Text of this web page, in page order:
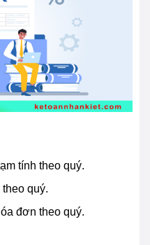
tính theo quý.
quý.
đơn theo quý.